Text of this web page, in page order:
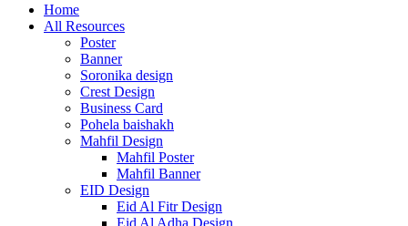
Home
All Resources
Poster
Banner
Soronika design
Crest Design
Business Card
Pohela baishakh
Mahfil Design
Mahfil Poster
Mahfil Banner
EID Design
Eid Al Fitr Design
Eid Al Adha Design